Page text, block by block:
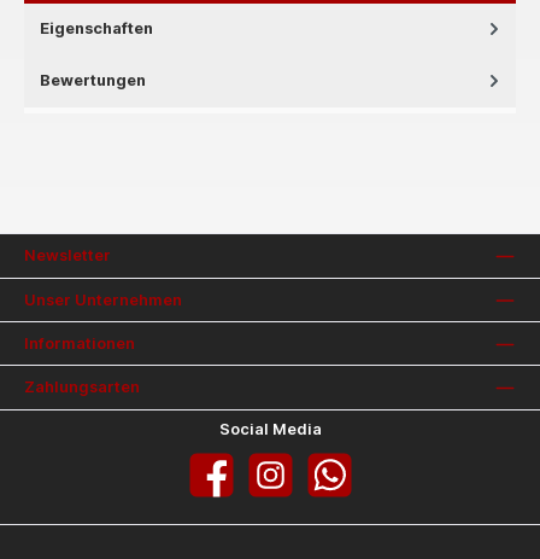
Eigenschaften
Bewertungen
Newsletter
Unser Unternehmen
Informationen
Zahlungsarten
Social Media
Facebook InstagramWhatsApp